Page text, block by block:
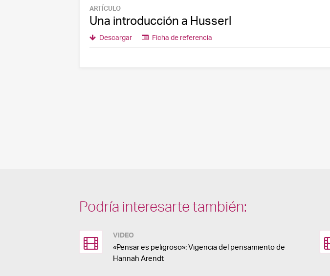
ARTÍCULO
Una introducción a Husserl
Descargar Ficha de referencia
Podría interesarte también:
VIDEO
«Pensar es peligroso»: Vigencia del pensamiento de
Hannah Arendt